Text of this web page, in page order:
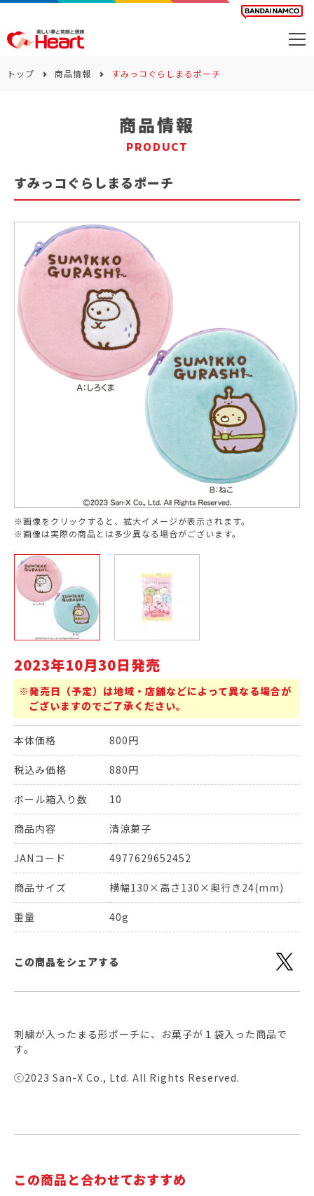
サステナビリティ
トップ 商品情報 すみっコぐらしまるポーチ
商品情報
PRODUCT
すみっコぐらしまるポーチ
※画像をクリックすると、拡大イメージが表示されます。
※画像は実際の商品とは多少異なる場合がございます。
2023年10月30日発売
※発売日（予定）は地域・店舗などによって異なる場合が
ございますのでご了承ください。
本体価格 800円
税込み価格 880円
ボール箱入り数 10
商品内容 清涼菓子
JANコード 4977629652452
商品サイズ 横幅130×高さ130×奥行き24(mm)
重量 40g
この商品をシェアする
刺繍が入ったまる形ポーチに、お菓子が１袋入った商品で
す。
ⓒ2023 San-X Co., Ltd. All Rights Reserved.
この商品と合わせておすすめ